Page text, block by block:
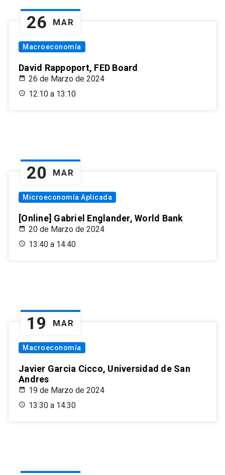
26 MAR
Macroeconomía
David Rappoport, FED Board
26 de Marzo de 2024
12:10 a 13:10
20 MAR
Microeconomía Aplicada
[Online] Gabriel Englander, World Bank
20 de Marzo de 2024
13:40 a 14:40
19 MAR
Macroeconomía
Javier Garcia Cicco, Universidad de San
Andres
19 de Marzo de 2024
13:30 a 14:30